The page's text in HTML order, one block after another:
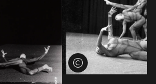
Credits öffnen